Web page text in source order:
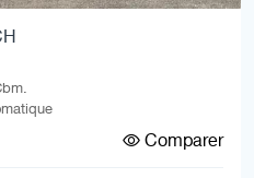
Comparer